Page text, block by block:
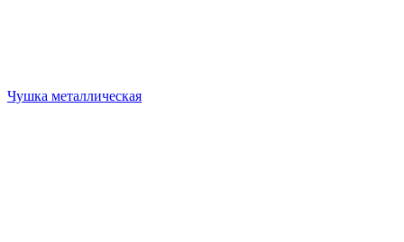
Чушка металлическая